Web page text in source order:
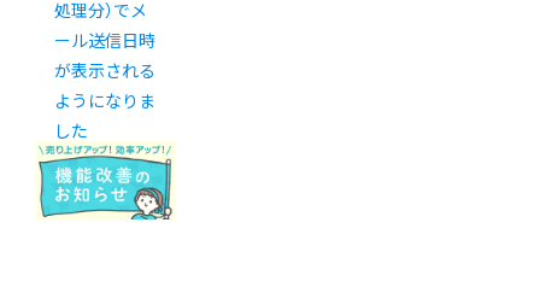
処理分）でメ
ール送信日時
が表示される
ようになりま
した